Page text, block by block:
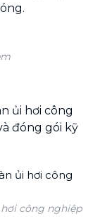
ủi hơi công
đóng gói kỹ
công nghiệp